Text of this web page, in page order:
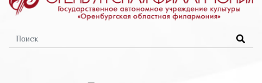
Форма
поиска